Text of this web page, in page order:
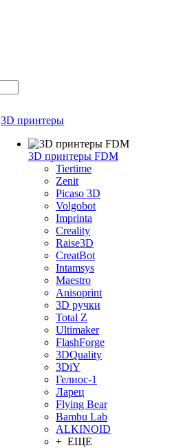
3D принтеры
3D принтеры FDM
Tiertime
Zenit
Picaso 3D
Volgobot
Imprinta
Creality
Raise3D
CreatBot
Intamsys
Maestro
Anisoprint
3D ручки
Total Z
Ultimaker
FlashForge
3DQuality
3DiY
Гелиос-1
Ларец
Flying Bear
Bambu Lab
ALKINOID
+ ЕЩЕ